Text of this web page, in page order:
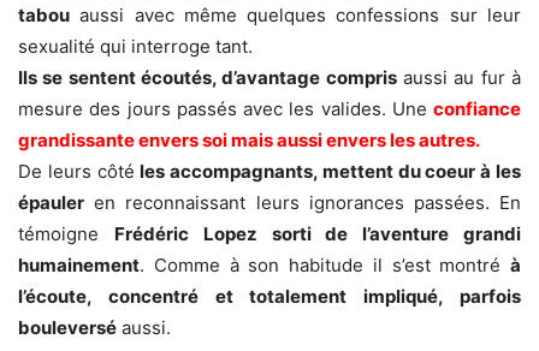
tabou aussi avec même quelques confessions sur leur
sexualité qui interroge tant.
Ils se sentent écoutés, d’avantage comprisaussi au fur à
mesure des jours passés avec les valides. Une confiance
grandissante envers soi mais aussi envers les autres.
De leurs côtéles accompagnants, mettent du coeur à les
épauler en reconnaissant leurs ignorances passées. En
témoigne Frédéric Lopez sorti de l’aventure grandi
humainement. Comme à son habitude il s’est montré à
l’écoute, concentré et totalement impliqué, parfois
bouleversé aussi.